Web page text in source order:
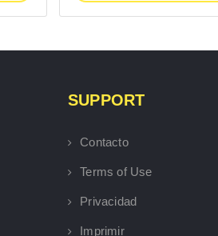
SUPPORT
Contacto
Terms of Use
Privacidad
Imprimir